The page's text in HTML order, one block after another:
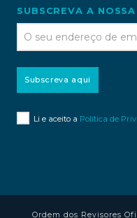
SUBSCREVA A
Subscreva aqui
Li e aceito a Política de
Ordem dos Revisores